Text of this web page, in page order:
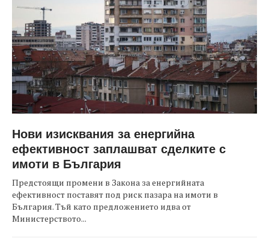
Нови изисквания за енергийна
ефективност заплашват сделките с
имоти в България
Предстоящи промени в Закона за енергийната
ефективност поставят под риск пазара на имоти в
България. Тъй като предложението идва от
Министерството...